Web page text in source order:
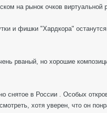
на рынок очков виртуальной
и фишки "Хардкора"
рваный, но хорошие
снятое в России . Особых
хотя уверен, что он